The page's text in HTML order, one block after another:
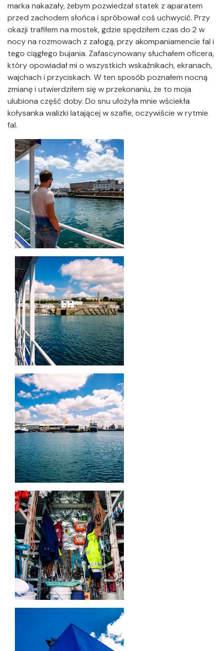
marka nakazały, żebym pozwiedzał statek z aparatem
przed zachodem słońca i spróbował coś uchwycić. Przy
okazji trafiłem na mostek, gdzie spędziłem czas do 2 w
nocy na rozmowach z załogą, przy akompaniamencie fal i
tego ciągłego bujania. Zafascynowany słuchałem oficera,
który opowiadał mi o wszystkich wskaźnikach, ekranach,
wajchach i przyciskach. W ten sposób poznałem nocną
zmianę i utwierdziłem się w przekonaniu, że to moja
ulubiona część doby. Do snu ułożyła mnie wściekła
kołysanka walizki latającej w szafie, oczywiście w rytmie
fal.